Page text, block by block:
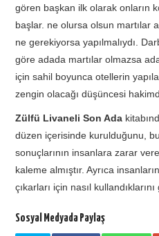
gören başkan ilk olarak onların
başlar. ne olursa olsun martılar
ne gerekiyorsa yapılmalıydı.
göre adada martılar olmazsa
için sahil boyunca otellerin
zengin olacağı düşüncesi
Zülfü Livaneli Son Ada
düzen içerisinde kurulduğunu,
sonuçlarının insanlara zarar
kaleme almıştır. Ayrıca
çıkarları için nasıl
Sosyal Medyada Paylaş